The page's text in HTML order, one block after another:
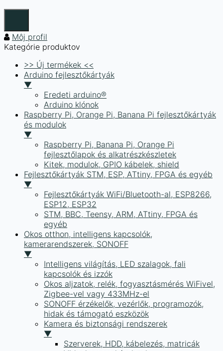
Môj profil
Kategórie produktov
>> Új termékek <<
Arduino fejlesztőkártyák
▼
Eredeti arduino®
Arduino klónok
Raspberry Pi, Orange Pi, Banana Pi fejlesztőkártyák
és modulok
▼
Raspberry Pi, Banana Pi, Orange Pi
fejlesztőlapok és alkatrészkészletek
Kitek, modulok, GPIO kábelek, shield
Fejlesztőkártyák STM, ESP, ATtiny, FPGA és egyéb
▼
Fejlesztőkártyák WiFi/Bluetooth-al, ESP8266,
ESP12, ESP32
STM, BBC, Teensy, ARM, ATtiny, FPGA és
egyéb
Okos otthon, intelligens kapcsolók,
kamerarendszerek, SONOFF
▼
Intelligens világítás, LED szalagok, fali
kapcsolók és izzók
Okos aljzatok, relék, fogyasztásmérés WiFivel,
Zigbee-vel vagy 433MHz-el
SONOFF érzékelők, vezérlők, programozók,
hidak és támogató eszközök
Kamera és biztonsági rendszerek
▼
Szerverek, HDD, kábelezés, matricák